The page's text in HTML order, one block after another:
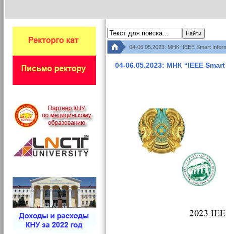
04-06.05.2023: МНК “IEEE Smart
04-06.05.2023: МНК “IEEE